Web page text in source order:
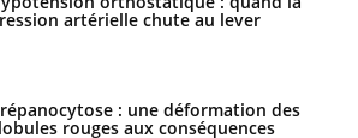
artérielle chute au lever
: une déformation des
rouges aux conséquences